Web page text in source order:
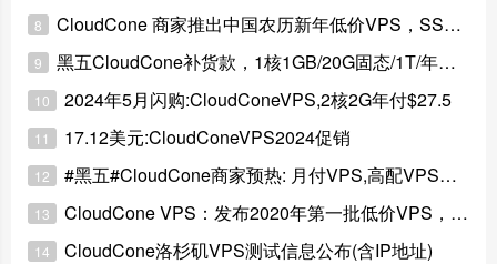
8 CloudCone 商家推出中国农历新年低价VPS，SSD固态硬盘加持
9 黑五CloudCone补货款，1核1GB/20G固态/1T/年付15美元
10 2024年5月闪购:CloudConeVPS,2核2G年付$27.5
11 17.12美元:CloudConeVPS2024促销
12 #黑五#CloudCone商家预热: 月付VPS,高配VPS少量放货
13 CloudCone VPS：发布2020年第一批低价VPS，2美元起
14 CloudCone洛杉矶VPS测试信息公布(含IP地址)